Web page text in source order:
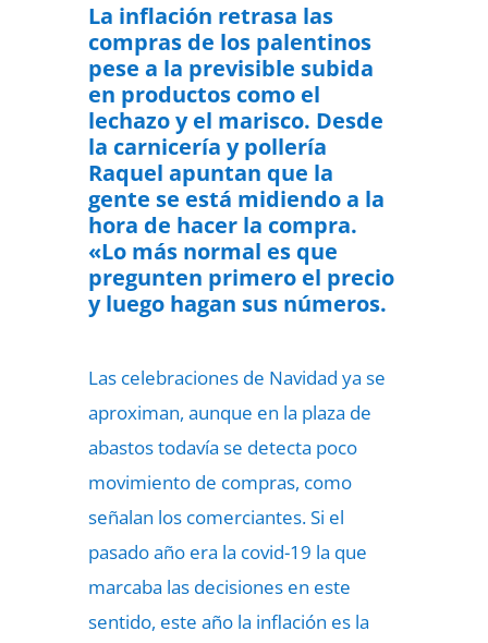
La inflación retrasa las
compras de los palentinos
pese a la previsible subida
en productos como el
lechazo y el marisco. Desde
la carnicería y pollería
Raquel apuntan que la
gente se está midiendo a la
hora de hacer la compra.
«Lo más normal es que
pregunten primero el precio
y luego hagan sus números.
Las celebraciones de Navidad ya se
aproximan, aunque en la plaza de
abastos todavía se detecta poco
movimiento de compras, como
señalan los comerciantes. Si el
pasado año era la covid-19 la que
marcaba las decisiones en este
sentido, este año la inflación es la